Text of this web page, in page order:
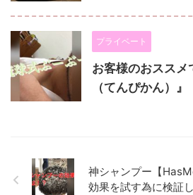
プライベート
お客様のおススメ
（てんぴかん）』
神シャンプー【
効果を試す為に検証